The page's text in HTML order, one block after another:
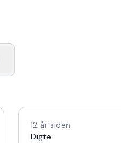
12 år siden
Digte